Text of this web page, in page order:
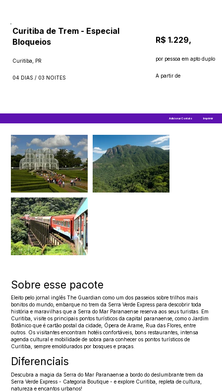
Adicionar Contato Imprimir
Curitiba de Trem - Especial
Bloqueios
Curitiba, PR
04 DIAS / 03 NOITES A partir de
R$ 1.229,
por pessoa em apto duplo
Sobre esse pacote
Eleito pelo jornal inglês The Guardian como um dos passeios sobre trilhos mais
bonitos do mundo, embarque no trem da Serra Verde Express para descobrir toda
história e maravilhas que a Serra do Mar Paranaense reserva aos seus turistas. Em
Curitiba, visite os principais pontos turísticos da capital paranaense, como o Jardim
Botânico que é cartão postal da cidade, Ópera de Arame, Rua das Flores, entre
outros. Os visitantes encontram hotéis confortáveis, bons restaurantes, intensa
agenda cultural e mobilidade de sobra para conhecer os pontos turísticos de
Curitiba, sempre emoldurados por bosques e praças.
Diferenciais
Descubra a magia da Serra do Mar Paranaense a bordo do deslumbrante trem da
Serra Verde Express - Categoria Boutique - e explore Curitiba, repleta de cultura,
natureza e encantos urbanos!